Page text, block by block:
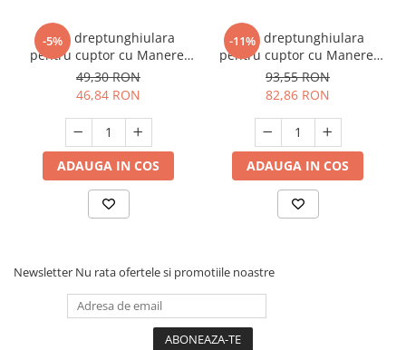
-5%
Tava dreptunghiulara
pentru cuptor cu Manere,
Ceramica, 25.5x17x6.5cm
49,30 RON
46,84 RON
ADAUGA IN COS
-11%
Tava dreptunghiulara
pentru cuptor cu Manere,
Ceramica, 34x24.5x7.5cm
93,55 RON
82,86 RON
ADAUGA IN COS
Newsletter Nu rata ofertele si promotiile noastre